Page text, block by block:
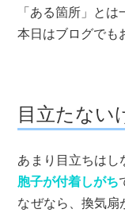
「ある箇所」とは
本日はブログでも
目立たない
あまり目立ちはし
胞子が付着しがち
なぜなら、換気扇